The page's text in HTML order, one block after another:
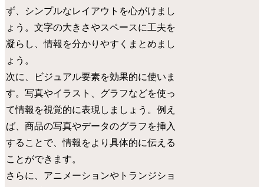
ず、シンプルなレイアウトを心がけまし
ょう。文字の大きさやスペースに工夫を
凝らし、情報を分かりやすくまとめまし
ょう。
次に、ビジュアル要素を効果的に使いま
す。写真やイラスト、グラフなどを使っ
て情報を視覚的に表現しましょう。例え
ば、商品の写真やデータのグラフを挿入
することで、情報をより具体的に伝える
ことができます。
さらに、アニメーションやトランジショ